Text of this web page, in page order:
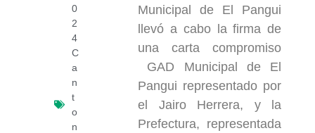
0
2
4
C
a
n
t
o
n
Municipal de El Pangui
llevó a cabo la firma de
una carta compromiso
GAD Municipal de El
Pangui representado por
el Jairo Herrera, y la
Prefectura, representada